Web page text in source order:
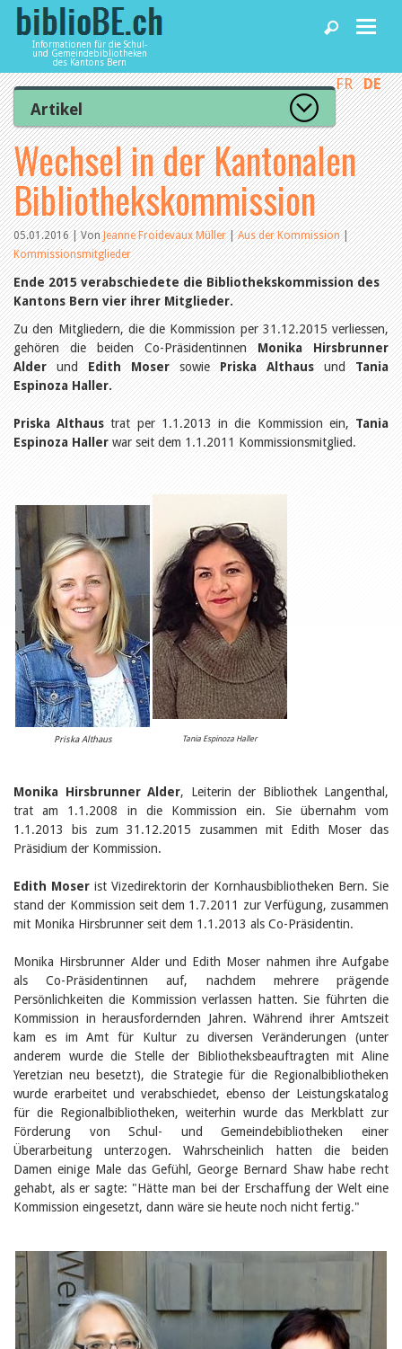
Informationen für die Schul-
und Gemeindebibliotheken
des Kantons Bern
Home
News und Fachbeiträge
Bibliotheken
Agenda
Dienstleistungen
biblioBE nutzen
FR DE
Artikel
Zur Artikelübersicht
Lesenswert
Gut bewertet
Kategorien
Aus dem Amt für Kultur
Aus der Kommission
Aus den Bibliotheken
Organisation
Raum und Infrastruktur
Bestand
Benutzung
Finanzen
Personal
Qualitätsmanagement
Recht und Politik
Leseförderung
Aus aller Welt
Aus- und Weiterbildung
Veranstaltungen
Kinder- und Jugendmedien
Bibliothek und Schule
Bibliotheksförderung
Zielpublikum Kinder und
Jugendliche
Einmalige Beiträge
Bibliotheksangebote
Bibliosuisse
Kantonale
Unterstützungsbeiträge
Rezensionen
Julie Greub
Birgit Libiszewski
Ursula Strahm
Sandra Dettwyler
Javier Lopez
Céline Graf
Felicitas Isler
Nicole Rothen
Manuela Nyffeler-Lanker
Alle Autoren
Archiv
Juli 2026
Juni 2026
März 2026
Dezember 2025
November 2025
September 2025
Juli 2025
Juni 2025
März 2025
Februar 2025
2018
2017
Wechsel in der Kantonalen
Bibliothekskommission
05.01.2016 | VonJeanne Froidevaux Müller|Aus der Kommission|
Kommissionsmitglieder
Ende 2015 verabschiedete die Bibliothekskommission des
Kantons Bern vier ihrer Mitglieder.
Zu den Mitgliedern, die die Kommission per 31.12.2015 verliessen,
gehören die beiden Co-PräsidentinnenMonika Hirsbrunner
AlderundEdith MosersowiePriska AlthausundTania
Espinoza Haller.
Priska Althaus trat per 1.1.2013 in die Kommission ein, Tania
Espinoza Haller war seit dem 1.1.2011 Kommissionsmitglied.
Priska Althaus Tania Espinoza Haller
Monika Hirsbrunner Alder, Leiterin der Bibliothek Langenthal,
trat am 1.1.2008 in die Kommission ein. Sie übernahm vom
1.1.2013 bis zum 31.12.2015 zusammen mit Edith Moser das
Präsidium der Kommission.
Edith Moser ist Vizedirektorin der Kornhausbibliotheken Bern. Sie
stand der Kommission seit dem 1.7.2011 zur Verfügung, zusammen
mit Monika Hirsbrunner seit dem 1.1.2013 als Co-Präsidentin.
Monika Hirsbrunner Alder und Edith Moser nahmen ihre Aufgabe
als Co-Präsidentinnen auf, nachdem mehrere prägende
Persönlichkeiten die Kommission verlassen hatten. Sie führten die
Kommission in herausfordernden Jahren. Während ihrer Amtszeit
kam es im Amt für Kultur zu diversen Veränderungen (unter
anderem wurde die Stelle der Bibliotheksbeauftragten mit Aline
Yeretzian neu besetzt), die Strategie für die Regionalbibliotheken
wurde erarbeitet und verabschiedet, ebenso der Leistungskatalog
für die Regionalbibliotheken, weiterhin wurde das Merkblatt zur
Förderung von Schul- und Gemeindebibliotheken einer
Überarbeitung unterzogen. Wahrscheinlich hatten die beiden
Damen einige Male das Gefühl, George Bernard Shaw habe recht
gehabt, als er sagte: "Hätte man bei der Erschaffung der Welt eine
Kommission eingesetzt, dann wäre sie heute noch nicht fertig."